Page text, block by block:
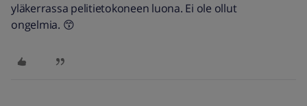
yläkerrassa pelitietokoneen luona. Ei ole ollut
ongelmia. 😙